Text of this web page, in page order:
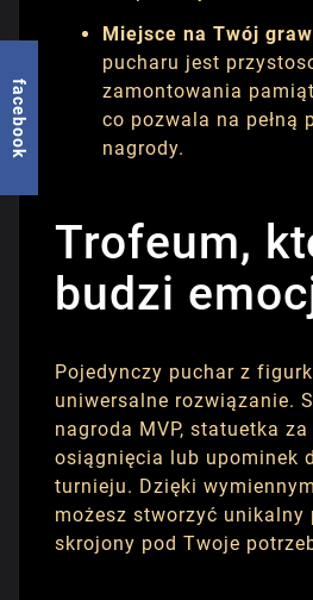
Miejsce na Twój
pucharu jest
zamontowania
co pozwala na pełną
nagrody.
Trofeum,
budzi
Pojedynczy puchar z
uniwersalne rozwiązanie.
nagroda MVP, statuetka
osiągnięcia lub upominek
turnieju. Dzięki
możesz stworzyć unikalny
skrojony pod Twoje
facebook